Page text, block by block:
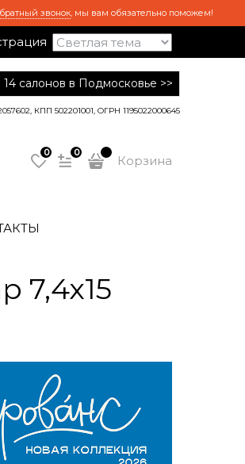
звонок, мы вам обязательно поможем!
14 салонов в Подмосковье >>
КПП 502201001, ОГРН 1195022000645
0 0
Корзина
7,4х15